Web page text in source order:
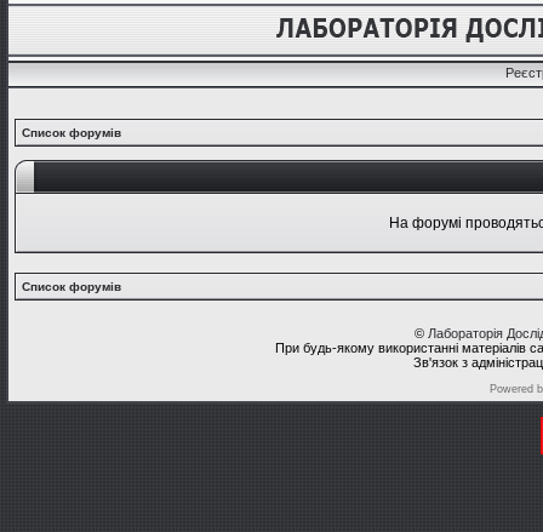
Список форумів
На форумі
Список форумів
© Лабораторія
При будь-якому використанні матеріалів
Зв'язок з
Powered